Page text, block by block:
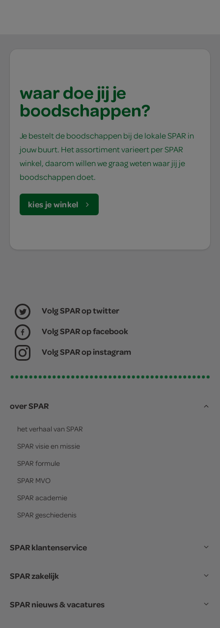
waar doe jij je
boodschappen?
Je bestelt de boodschappen bij de lokale SPAR in
jouw buurt. Het assortiment varieert per SPAR
winkel, daarom willen we graag weten waar jij je
boodschappen doet.
kies je winkel
Volg SPAR op twitter
Volg SPAR op facebook
Volg SPAR op instagram
over SPAR
het verhaal van SPAR
SPAR visie en missie
SPAR formule
SPAR MVO
SPAR academie
SPAR geschiedenis
SPAR klantenservice
SPAR zakelijk
SPAR nieuws & vacatures